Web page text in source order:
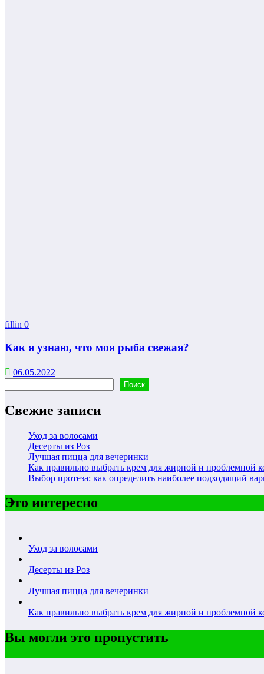
fillin 0
Как я узнаю, что моя рыба свежая?
06.05.2022
Поиск
Свежие записи
Уход за волосами
Десерты из Роз
Лучшая пицца для вечеринки
Как правильно выбрать крем для жирной и проблемной
Выбор протеза: как определить наиболее подходящий
Это интересно
Уход за волосами
Десерты из Роз
Лучшая пицца для вечеринки
Как правильно выбрать крем для жирной и проблемной
Вы могли это пропустить